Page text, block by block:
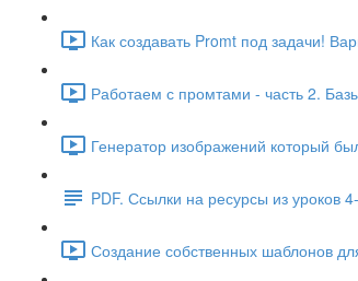
Как создавать Promt под задачи!
Работаем с промтами - часть 2.
Генератор изображений который
PDF. Ссылки на ресурсы из уроков
Создание собственных шаблонов